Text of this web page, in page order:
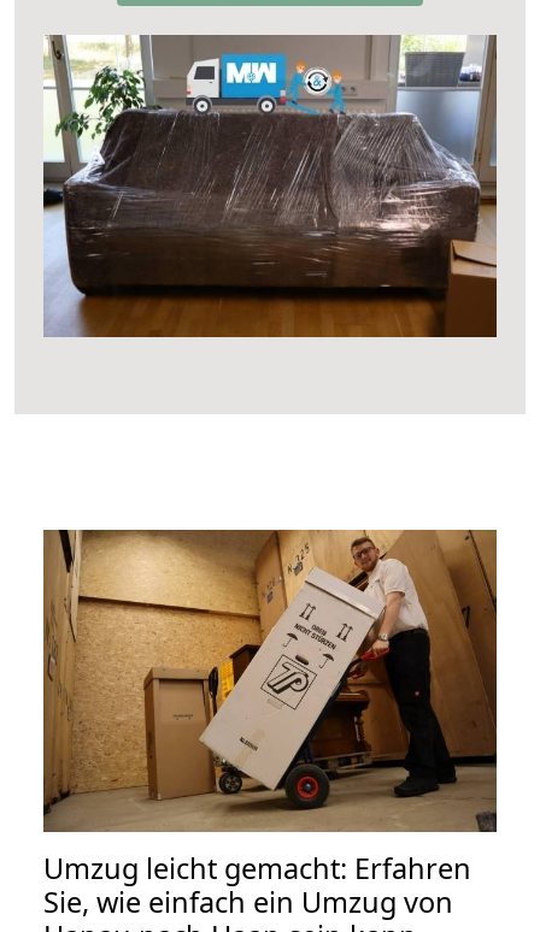
Umzug leicht gemacht: Erfahren
Sie, wie einfach ein Umzug von